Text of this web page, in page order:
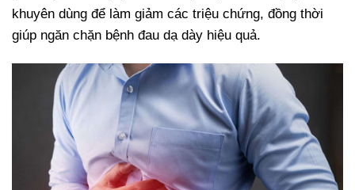
khuyên dùng để làm giảm các triệu chứng, đồng thời
giúp ngăn chặn bệnh đau dạ dày hiệu quả.